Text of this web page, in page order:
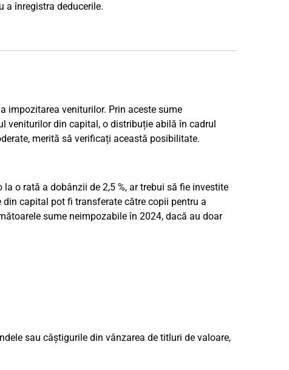
a înregistra deducerile.
impozitarea veniturilor. Prin aceste sume
veniturilor din capital, o distribuție abilă în cadrul
merită să verificați această posibilitate.
o rată a dobânzii de 2,5 %, ar trebui să fie investite
capital pot fi transferate către copii pentru a
sume neimpozabile în 2024, dacă au doar
sau câștigurile din vânzarea de titluri de valoare,